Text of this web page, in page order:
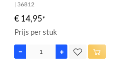
| 36812
€ 14,95*
Prijs per stuk